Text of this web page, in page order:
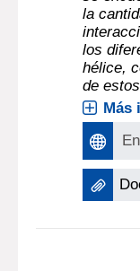
DE
En
2016)
El
se
la
los
hélice,
de
Más